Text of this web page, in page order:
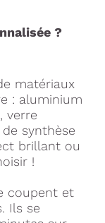
?
matériaux
: aluminium
verre
synthèse
brillant ou
!
coupent et
Ils se